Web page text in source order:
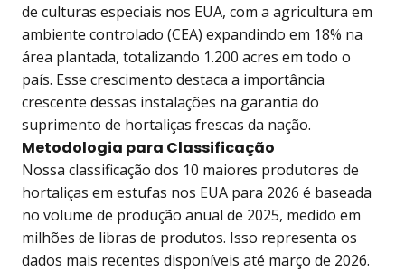
de culturas especiais nos EUA, com a agricultura em
ambiente controlado (CEA) expandindo em 18% na
área plantada, totalizando 1.200 acres em todo o
país. Esse crescimento destaca a importância
crescente dessas instalações na garantia do
suprimento de hortaliças frescas da nação.
Metodologia para Classificação
Nossa classificação dos 10 maiores produtores de
hortaliças em estufas nos EUA para 2026 é baseada
no volume de produção anual de 2025, medido em
milhões de libras de produtos. Isso representa os
dados mais recentes disponíveis até março de 2026.